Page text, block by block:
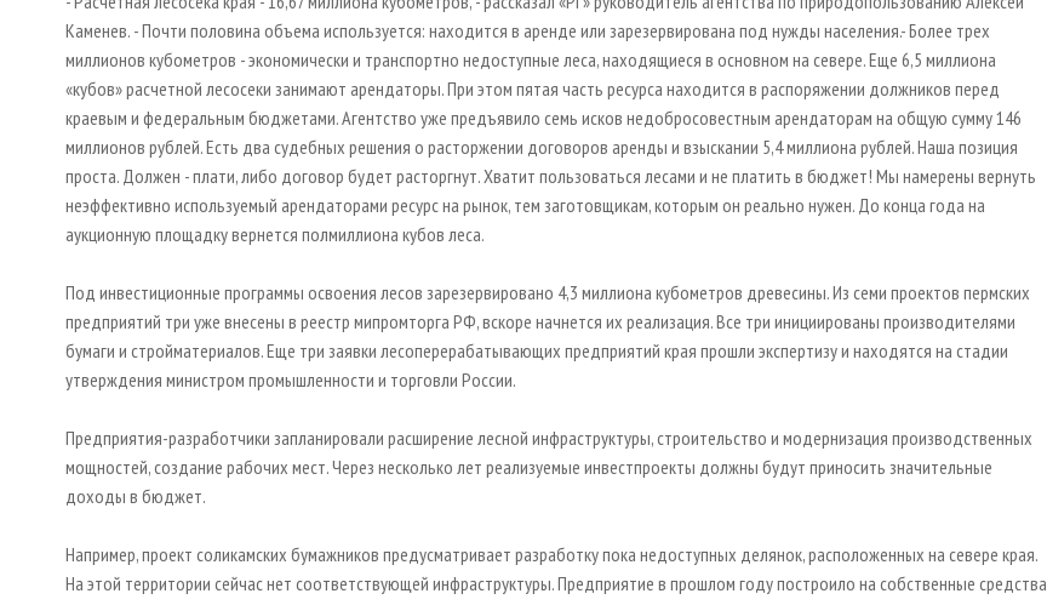
Каменев. - Почти половина объема используется: находится в аренде или зарезервирована под нужды населения.- Более трех
миллионов кубометров - экономически и транспортно недоступные леса, находящиеся в основном на севере. Еще 6,5 миллиона
«кубов» расчетной лесосеки занимают арендаторы. При этом пятая часть ресурса находится в распоряжении должников перед
краевым и федеральным бюджетами. Агентство уже предъявило семь исков недобросовестным арендаторам на общую сумму 146
миллионов рублей. Есть два судебных решения о расторжении договоров аренды и взыскании 5,4 миллиона рублей. Наша позиция
проста. Должен - плати, либо договор будет расторгнут. Хватит пользоваться лесами и не платить в бюджет! Мы намерены вернуть
неэффективно используемый арендаторами ресурс на рынок, тем заготовщикам, которым он реально нужен. До конца года на
аукционную площадку вернется полмиллиона кубов леса.
Под инвестиционные программы освоения лесов зарезервировано 4,3 миллиона кубометров древесины. Из семи проектов пермских
предприятий три уже внесены в реестр мипромторга РФ, вскоре начнется их реализация. Все три инициированы производителями
бумаги и стройматериалов. Еще три заявки лесоперерабатывающих предприятий края прошли экспертизу и находятся на стадии
утверждения министром промышленности и торговли России.
Предприятия-разработчики запланировали расширение лесной инфраструктуры, строительство и модернизация производственных
мощностей, создание рабочих мест. Через несколько лет реализуемые инвестпроекты должны будут приносить значительные
доходы в бюджет.
Например, проект соликамских бумажников предусматривает разработку пока недоступных делянок, расположенных на севере края.
На этой территории сейчас нет соответствующей инфраструктуры. Предприятие в прошлом году построило на собственные средства